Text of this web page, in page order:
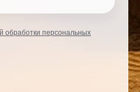
обработки персональных